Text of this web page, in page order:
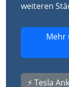
weiteren
Mehr
⚡ Tesla